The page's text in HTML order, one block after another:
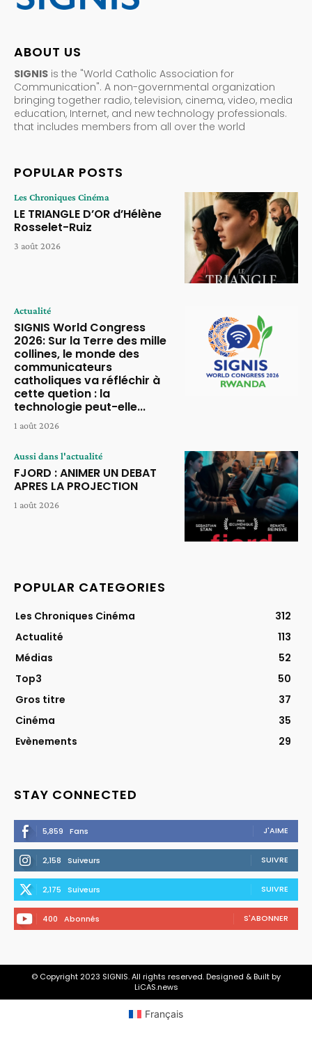
ABOUT US
SIGNIS is the "World Catholic Association for
Communication". A non-governmental organization
bringing together radio, television, cinema, video, media
education, Internet, and new technology professionals.
that includes members from all over the world
POPULAR POSTS
Les Chroniques Cinéma
LE TRIANGLE D’OR d’Hélène
Rosselet-Ruiz
3 août 2026
Actualité
SIGNIS World Congress
2026: Sur la Terre des mille
collines, le monde des
communicateurs
catholiques va réfléchir à
cette quetion : la
technologie peut-elle...
1 août 2026
Aussi dans l'actualité
FJORD : ANIMER UN DEBAT
APRES LA PROJECTION
1 août 2026
POPULAR CATEGORIES
Les Chroniques Cinéma
312
Actualité
113
Médias
52
Top3
50
Gros titre
37
Cinéma
35
Evènements
29
STAY CONNECTED
5,859 Fans J'AIME
2,158 Suiveurs SUIVRE
2,175 Suiveurs SUIVRE
400 Abonnés S'ABONNER
© Copyright 2023 SIGNIS. All rights reserved. Designed & Built by
LiCAS.news
Français